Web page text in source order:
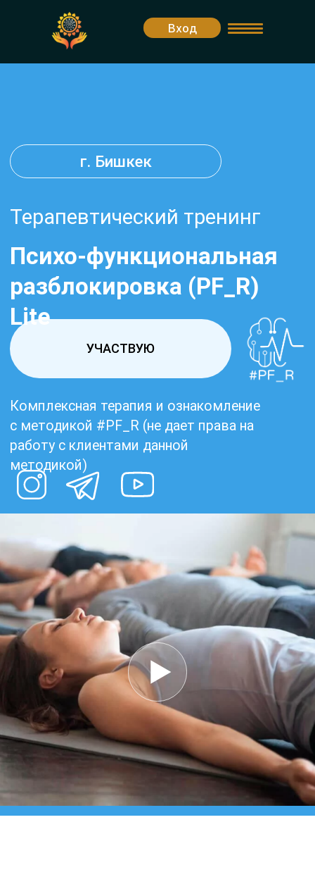
Вход
УЧАСТВУЮ
Терапевтический тренинг
Психо-функциональная
разблокировка (PF_R)
Lite
Комплексная терапия и ознакомление
работу с клиентами данной
методикой)